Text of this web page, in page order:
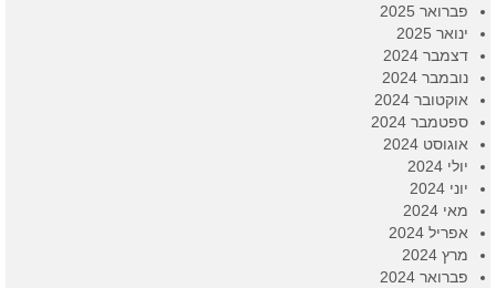
פברואר 2025
ינואר 2025
דצמבר 2024
נובמבר 2024
אוקטובר 2024
ספטמבר 2024
אוגוסט 2024
יולי 2024
יוני 2024
מאי 2024
אפריל 2024
מרץ 2024
פברואר 2024